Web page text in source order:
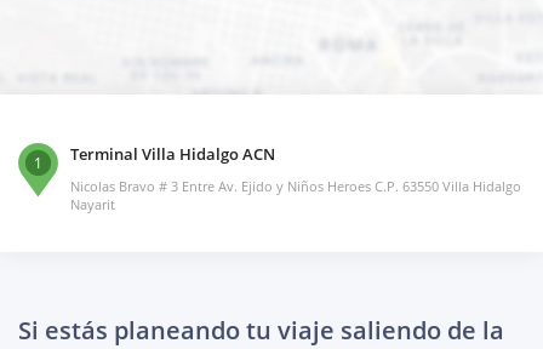
1 Terminal Villa Hidalgo ACN
Nicolas Bravo # 3 Entre Av. Ejido y Niños Heroes C.P. 63550 Villa Hidalgo
Nayarit
Si estás planeando tu viaje saliendo de la